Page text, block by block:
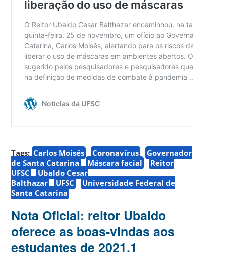
Tags: Carlos Moisés Coronavírus
Governador
de Santa Catarina
Máscara facial
Reitor
UFSC
Ubaldo Cesar
Balthazar
UFSC
Universidade Federal de
Santa Catarina
Nota Oficial: reitor Ubaldo
oferece as boas-vindas aos
estudantes de 2021.1